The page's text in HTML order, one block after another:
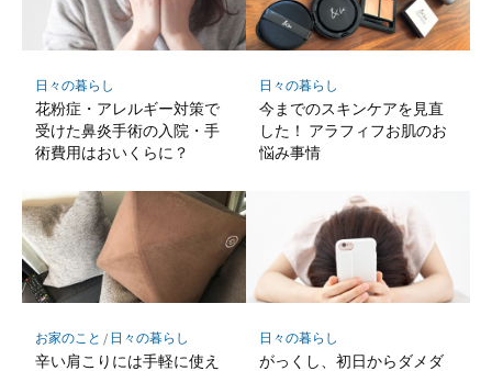
日々の暮らし
花粉症・アレルギー対策で
受けた鼻炎手術の入院・手
術費用はおいくらに？
日々の暮らし
今までのスキンケアを見直
した！ アラフィフお肌のお
悩み事情
お家のこと / 日々の暮らし
辛い肩こりには手軽に使え
日々の暮らし
がっくし、初日からダメダ